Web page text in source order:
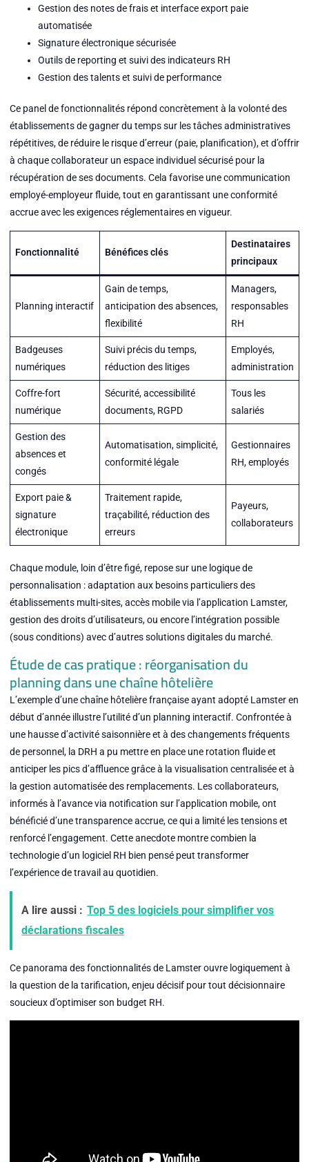
Gestion des notes de frais et interface export paie
automatisée
Signature électronique sécurisée
Outils de reporting et suivi des indicateurs RH
Gestion des talents et suivi de performance
Ce panel de fonctionnalités répond concrètement à la volonté des
établissements de gagner du temps sur les tâches administratives
répétitives, de réduire le risque d’erreur (paie, planification), et d’offrir
à chaque collaborateur un espace individuel sécurisé pour la
récupération de ses documents. Cela favorise une communication
employé-employeur fluide, tout en garantissant une conformité
accrue avec les exigences réglementaires en vigueur.
Fonctionnalité Bénéfices clés
Destinataires
principaux
Planning interactif
Gain de temps,
anticipation des absences,
flexibilité
Managers,
responsables
RH
Badgeuses
numériques
Suivi précis du temps,
réduction des litiges
Employés,
administration
Coffre-fort
numérique
Sécurité, accessibilité
documents, RGPD
Tous les
salariés
Gestion des
absences et
congés
Automatisation, simplicité,
conformité légale
Gestionnaires
RH, employés
Export paie &
signature
électronique
Traitement rapide,
traçabilité, réduction des
erreurs
Payeurs,
collaborateurs
Chaque module, loin d’être figé, repose sur une logique de
personnalisation : adaptation aux besoins particuliers des
établissements multi-sites, accès mobile via l’application Lamster,
gestion des droits d’utilisateurs, ou encore l’intégration possible
(sous conditions) avec d’autres solutions digitales du marché.
Étude de cas pratique : réorganisation du
planning dans une chaîne hôtelière
L’exemple d’une chaîne hôtelière française ayant adopté Lamster en
début d’année illustre l’utilité d’un planning interactif. Confrontée à
une hausse d’activité saisonnière et à des changements fréquents
de personnel, la DRH a pu mettre en place une rotation fluide et
anticiper les pics d’affluence grâce à la visualisation centralisée et à
la gestion automatisée des remplacements. Les collaborateurs,
informés à l’avance via notification sur l’application mobile, ont
bénéficié d’une transparence accrue, ce qui a limité les tensions et
renforcé l’engagement. Cette anecdote montre combien la
technologie d’un logiciel RH bien pensé peut transformer
l’expérience de travail au quotidien.
A lire aussi : Top 5 des logiciels pour simplifier vos
déclarations fiscales
Ce panorama des fonctionnalités de Lamster ouvre logiquement à
la question de la tarification, enjeu décisif pour tout décisionnaire
soucieux d’optimiser son budget RH.